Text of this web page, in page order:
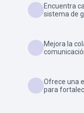
Encuentra
sistema de
Mejora la
Ofrece una
para